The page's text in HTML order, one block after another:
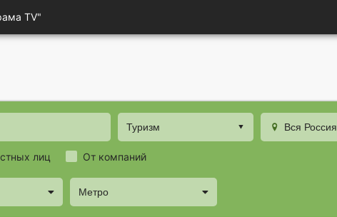
TV"
Туризм Вся Россия
Метро
лиц От компаний